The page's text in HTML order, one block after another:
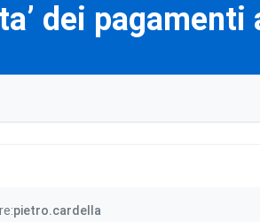
dei pagamenti
pietro.cardella